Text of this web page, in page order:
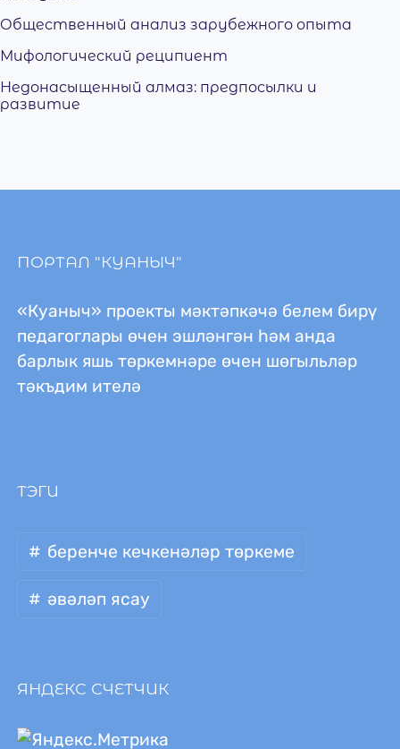
Общественный анализ зарубежного опыта
Мифологический реципиент
Недонасыщенный алмаз: предпосылки и
развитие
ПОРТАЛ "КУАНЫЧ"
«Куаныч» проекты мәктәпкәчә белем бирү
педагоглары өчен эшләнгән һәм анда
барлык яшь төркемнәре өчен шөгыльләр
тәкъдим ителә
ТЭГИ
беренче кечкенәләр төркеме
әвәләп ясау
ЯНДЕКС СЧЕТЧИК